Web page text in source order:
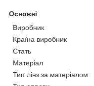
Основні
Виробник
Країна виробник
Стать
Матеріал
Тип лінз за матеріалом